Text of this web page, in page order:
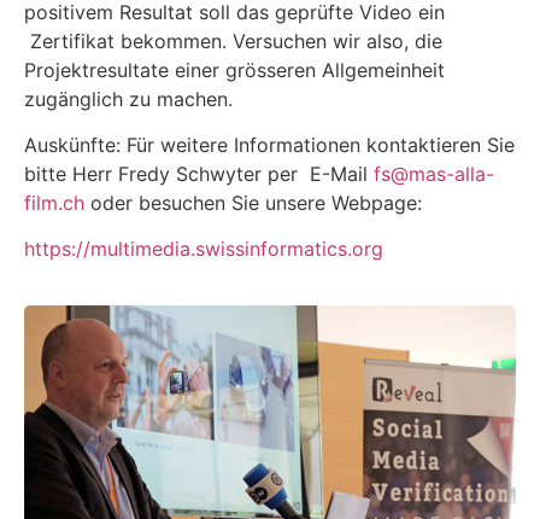
positivem Resultat soll das geprüfte Video ein
Zertifikat bekommen. Versuchen wir also, die
Projektresultate einer grösseren Allgemeinheit
zugänglich zu machen.
Auskünfte: Für weitere Informationen kontaktieren Sie
bitte Herr Fredy Schwyter per E-Mail fs@mas-alla-
film.ch oder besuchen Sie unsere Webpage:
https://multimedia.swissinformatics.org